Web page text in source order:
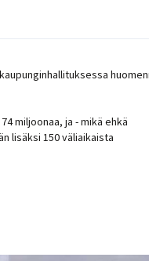
miljoonaa, ja - mikä ehkä
lisäksi 150 väliaikaista